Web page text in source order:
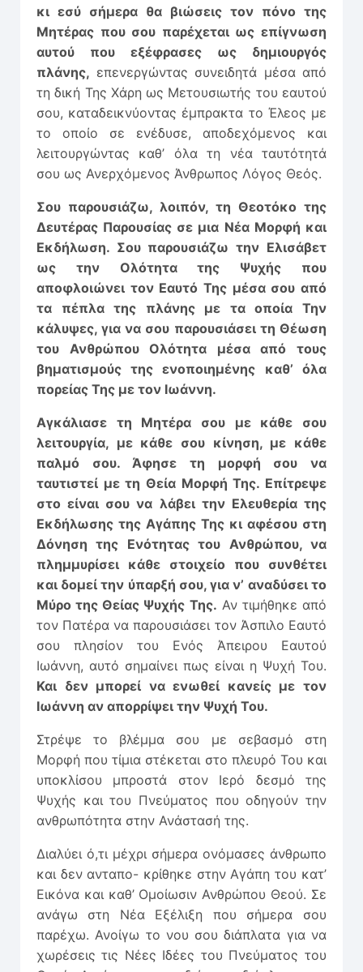
κι εσύ σήμερα θα βιώσεις τον πόνο της
Μητέρας που σου παρέχεται ως επίγνωση
αυτού που εξέφρασες ως δημιουργός
πλάνης, επενεργώντας συνειδητά μέσα από
τη δική Της Χάρη ως Μετουσιωτής του εαυτού
σου, καταδεικνύοντας έμπρακτα το Έλεος με
το οποίο σε ενέδυσε, αποδεχόμενος και
λειτουργώντας καθ’ όλα τη νέα ταυτότητά
σου ως Ανερχόμενος Άνθρωπος Λόγος Θεός.
Σου παρουσιάζω, λοιπόν, τη Θεοτόκο της
Δευτέρας Παρουσίας σε μια Νέα Μορφή και
Εκδήλωση. Σου παρουσιάζω την Ελισάβετ
ως την Ολότητα της Ψυχής που
αποφλοιώνει τον Εαυτό Της μέσα σου από
τα πέπλα της πλάνης με τα οποία Την
κάλυψες, για να σου παρουσιάσει τη Θέωση
του Ανθρώπου Ολότητα μέσα από τους
βηματισμούς της ενο­ποιημένης καθ’ όλα
πορείας Της με τον Ιωάννη.
Αγκάλιασε τη Μητέρα σου με κάθε σου
λειτουργία, με κάθε σου κίνηση, με κάθε
παλμό σου. Άφησε τη μορφή σου να
ταυτιστεί με τη Θεία Μορφή Της. Επίτρεψε
στο είναι σου να λάβει την Ελευθερία της
Εκδήλω­σης της Αγάπης Της κι αφέσου στη
Δόνηση της Ενότητας του Ανθρώ­που, να
πλημμυρίσει κάθε στοιχείο που συνθέτει
και δομεί την ύπαρξή σου, για ν’ αναδύσει το
Μύρο της Θείας Ψυχής Της. Αν τιμήθηκε από
τον Πατέρα να παρουσιάσει τον Άσπιλο Εαυτό
σου πλησίον του Ενός Άπειρου Εαυτού
Ιωάννη, αυτό σημαίνει πως είναι η Ψυχή Του.
Και δεν μπορεί να ενωθεί κανείς με τον
Ιωάννη αν απορρίψει την Ψυχή Του.
Στρέψε το βλέμμα σου με σεβασμό στη
Μορφή που τίμια στέκεται στο πλευρό Του και
υποκλίσου μπροστά στον Ιερό δεσμό της
Ψυχής και του Πνεύματος που οδηγούν την
ανθρωπότητα στην Ανάστασή της.
Διαλύει ό,τι μέχρι σήμερα ονόμασες άνθρωπο
και δεν ανταπο- κρίθηκε στην Αγάπη του κατ’
Εικόνα και καθ’ Ομοίωσιν Ανθρώπου Θεού. Σε
ανάγω στη Νέα Εξέλιξη που σήμερα σου
παρέχω. Ανοίγω το νου σου διάπλατα για να
χωρέσεις τις Νέες Ιδέες του Πνεύματος του